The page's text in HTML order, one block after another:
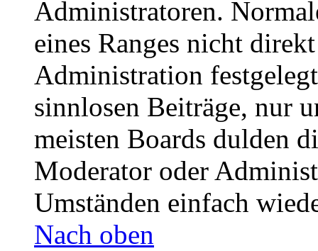
Administratoren.
eines Ranges nicht
Administration
sinnlosen Beiträge, nur
meisten Boards dulden
Moderator oder
Umständen einfach
Nach oben